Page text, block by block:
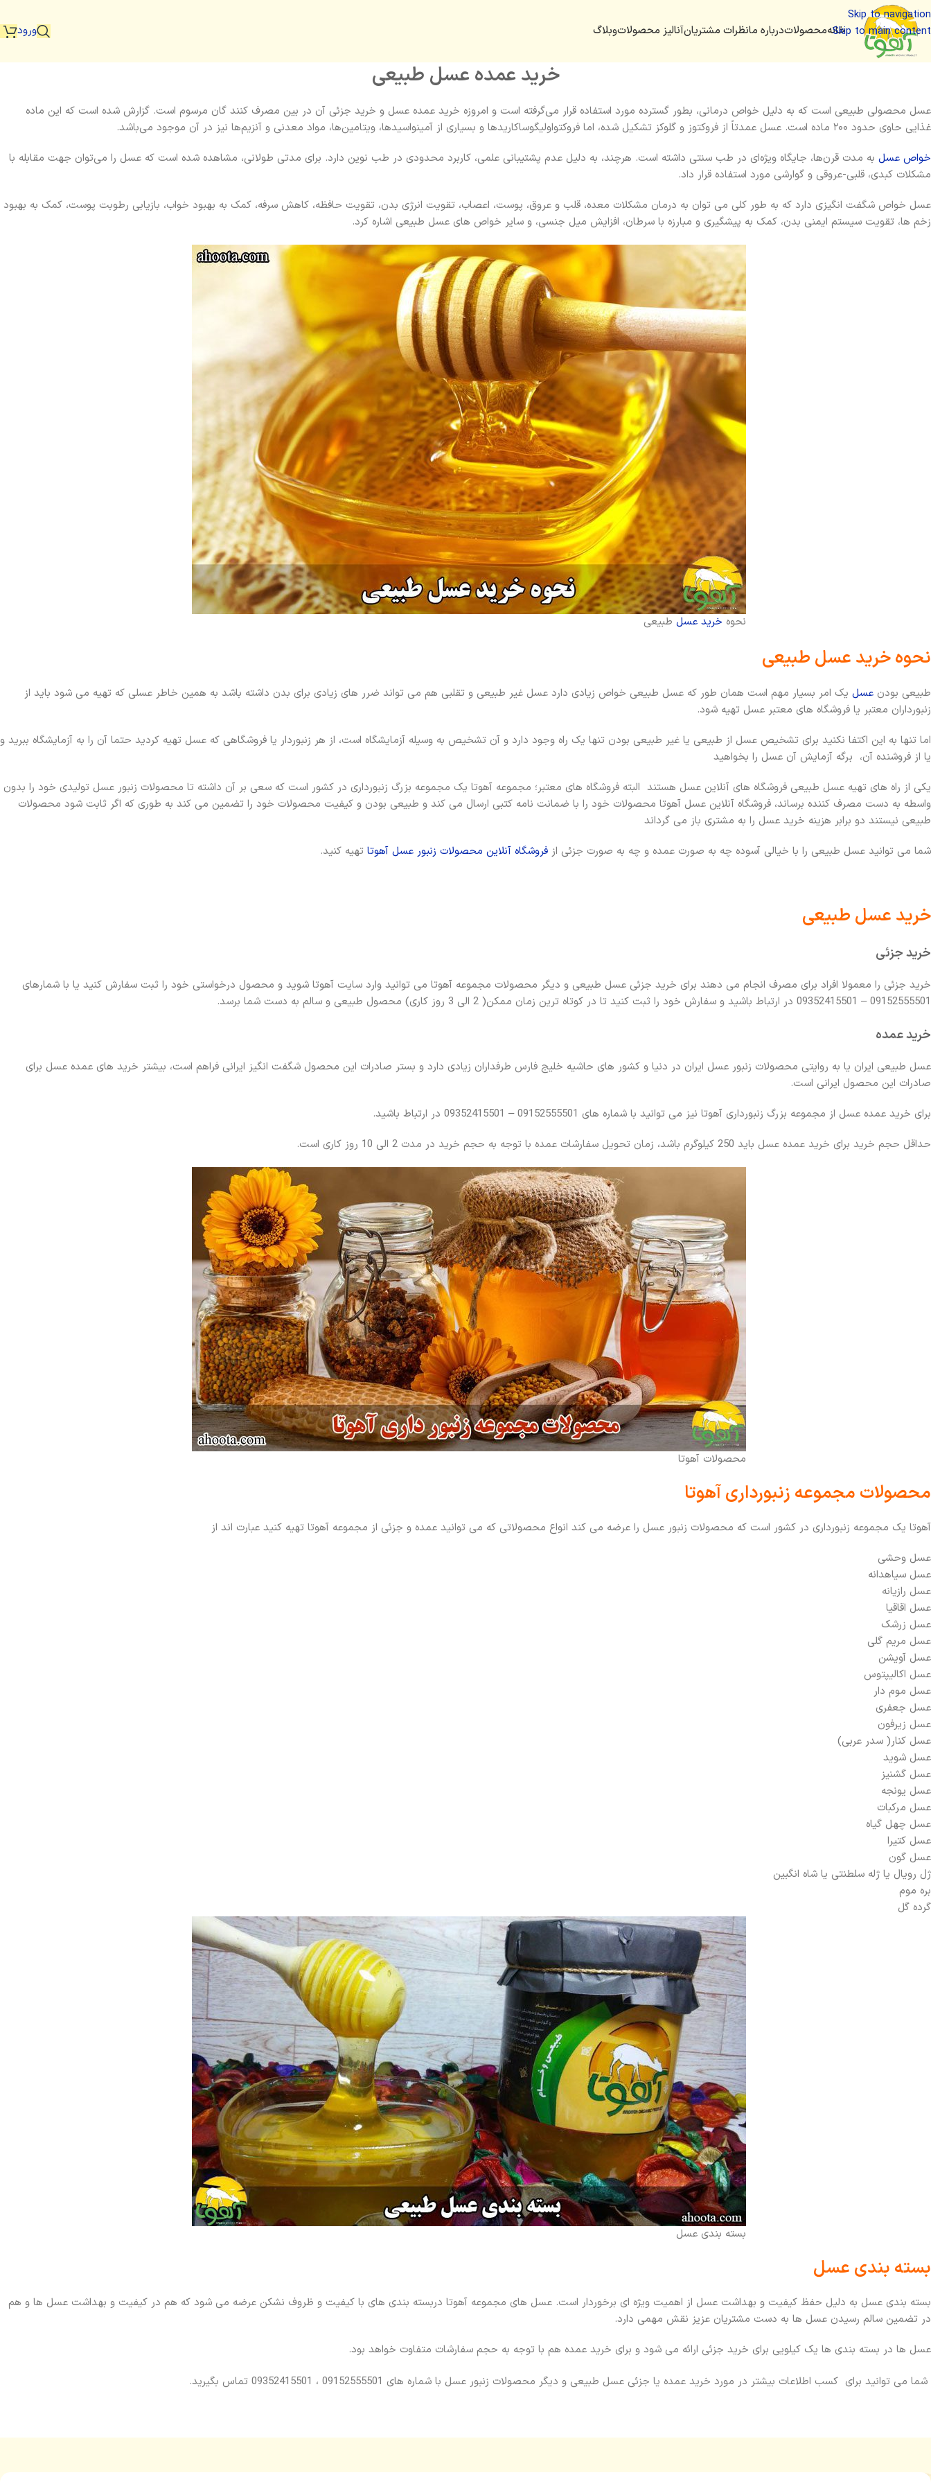
Skip to navigation
Skip to main content
خانهمحصولاتدرباره مانظرات مشتریانآنالیز محصولاتوبلاگ ورود
خرید عمده عسل طبیعی
عسل محصولی طبیعی است که به دلیل خواص درمانی، بطور گسترده مورد استفاده قرار می‌گرفته است و امروزه خرید عمده عسل و خرید جزئی آن در بین مصرف کنند گان مرسوم است. گزارش شده است که این ماده
غذایی حاوی حدود ۲۰۰ ماده است. عسل عمدتاً از فروکتوز و گلوکز تشکیل شده، اما فروکتواولیگوساکاریدها و بسیاری از آمینواسیدها، ویتامین‌ها، مواد معدنی و آنزیم‌ها نیز در آن موجود می‌باشد.
خواص عسل به مدت قرن‌ها، جایگاه ویژه‌ای در طب سنتی داشته است. هرچند، به دلیل عدم پشتیبانی علمی، کاربرد محدودی در طب نوین دارد. برای مدتی طولانی، مشاهده شده است که عسل را می‌توان جهت مقابله با
مشکلات کبدی، قلبی-عروقی و گوارشی مورد استفاده قرار داد.
عسل خواص شگفت انگیزی دارد که به طور کلی می توان به درمان مشکلات معده، قلب و عروق، پوست، اعصاب، تقویت انرژی بدن، تقویت حافظه، کاهش سرفه، کمک به بهبود خواب، بازیابی رطوبت پوست، کمک به بهبود
زخم ها، تقویت سیستم ایمنی بدن، کمک به پیشگیری و مبارزه با سرطان، افزایش میل جنسی، و سایر خواص های عسل طبیعی اشاره کرد.
نحوه خرید عسل طبیعی
نحوه خرید عسل طبیعی
طبیعی بودن عسل یک امر بسیار مهم است همان طور که عسل طبیعی خواص زیادی دارد عسل غیر طبیعی و تقلبی هم می تواند ضرر های زیادی برای بدن داشته باشد به همین خاطر عسلی که تهیه می شود باید از
زنبورداران معتبر یا فروشگاه های معتبر عسل تهیه شود.
اما تنها به این اکتفا نکنید برای تشخیص عسل از طبیعی یا غیر طبیعی بودن تنها یک راه وجود دارد و آن تشخیص به وسیله آزمایشگاه است، از هر زنبوردار یا فروشگاهی که عسل تهیه کردید حتما آن را به آزمایشگاه ببرید و
یا از فروشنده آن، برگه آزمایش آن عسل را بخواهید
یکی از راه های تهیه عسل طبیعی فروشگاه های آنلاین عسل هستند البته فروشگاه های معتبر؛ مجموعه آهوتا یک مجموعه بزرگ زنبورداری در کشور است که سعی بر آن داشته تا محصولات زنبور عسل تولیدی خود را بدون
واسطه به دست مصرف کننده برساند، فروشگاه آنلاین عسل آهوتا محصولات خود را با ضمانت نامه کتبی ارسال می کند و طبیعی بودن و کیفیت محصولات خود را تضمین می کند به طوری که اگر ثابت شود محصولات
طبیعی نیستند دو برابر هزینه خرید عسل را به مشتری باز می گرداند
شما می توانید عسل طبیعی را با خیالی آسوده چه به صورت عمده و چه به صورت جزئی از فروشگاه آنلاین محصولات زنبور عسل آهوتا تهیه کنید.
خرید عسل طبیعی
خرید جزئی
خرید جزئی را معمولا افراد برای مصرف انجام می دهند برای خرید جزئی عسل طبیعی و دیگر محصولات مجموعه آهوتا می توانید وارد سایت آهوتا شوید و محصول درخواستی خود را ثبت سفارش کنید یا با شمارهای
09152555501 – 09352415501 در ارتباط باشید و سفارش خود را ثبت کنید تا در کوتاه ترین زمان ممکن( 2 الی 3 روز کاری) محصول طبیعی و سالم به دست شما برسد.
خرید عمده
عسل طبیعی ایران یا به روایتی محصولات زنبور عسل ایران در دنیا و کشور های حاشیه خلیج فارس طرفداران زیادی دارد و بستر صادرات این محصول شگفت انگیز ایرانی فراهم است، بیشتر خرید های عمده عسل برای
صادرات این محصول ایرانی است.
برای خرید عمده عسل از مجموعه بزرگ زنبورداری آهوتا نیز می توانید با شماره های 09152555501 – 09352415501 در ارتباط باشید.
حداقل حجم خرید برای خرید عمده عسل باید 250 کیلوگرم باشد، زمان تحویل سفارشات عمده با توجه به حجم خرید در مدت 2 الی 10 روز کاری است.
محصولات آهوتا
محصولات مجموعه زنبورداری آهوتا
آهوتا یک مجموعه زنبورداری در کشور است که محصولات زنبور عسل را عرضه می کند انواع محصولاتی که می توانید عمده و جزئی از مجموعه آهوتا تهیه کنید عبارت اند از
عسل وحشی
عسل سیاهدانه
عسل رازیانه
عسل اقاقیا
عسل زرشک
عسل مریم گلی
عسل آویشن
عسل اکالیپتوس
عسل موم دار
عسل جعفری
عسل زیرفون
عسل کنار( سدر عربی)
عسل شوید
عسل گشنیز
عسل یونجه
عسل مرکبات
عسل چهل گیاه
عسل کتیرا
عسل گون
ژل رویال یا ژله سلطنتی یا شاه انگبین
بره موم
گرده گل
بسته بندی عسل
بسته بندی عسل
بسته بندی عسل به دلیل حفظ کیفیت و بهداشت عسل از اهمیت ویژه ای برخوردار است. عسل های مجموعه آهوتا دربسته بندی های با کیفیت و ظروف نشکن عرضه می شود که هم در کیفیت و بهداشت عسل ها و هم
در تضمین سالم رسیدن عسل ها به دست مشتریان عزیز نقش مهمی دارد.
عسل ها در بسته بندی ها یک کیلویی برای خرید جزئی ارائه می شود و برای خرید عمده هم با توجه به حجم سفارشات متفاوت خواهد بود.
شما می توانید برای کسب اطلاعات بیشتر در مورد خرید عمده یا جزئی عسل طبیعی و دیگر محصولات زنبور عسل با شماره های 09152555501 ، 09352415501 تماس بگیرید.